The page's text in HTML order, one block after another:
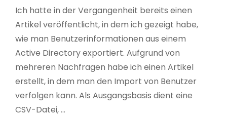
Ich hatte in der Vergangenheit bereits einen
Artikel veröffentlicht, in dem ich gezeigt habe,
wie man Benutzerinformationen aus einem
Active Directory exportiert. Aufgrund von
mehreren Nachfragen habe ich einen Artikel
erstellt, in dem man den Import von Benutzer
verfolgen kann. Als Ausgangsbasis dient eine
CSV-Datei, …